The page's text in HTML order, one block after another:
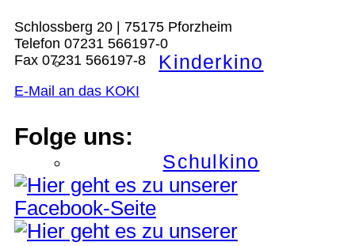
Kinderkino
Schulkino
Schlossberg 20 | 75175 Pforzheim
Telefon 07231 566197-0
Fax 07231 566197-8
E-Mail an das KOKI
Folge uns: